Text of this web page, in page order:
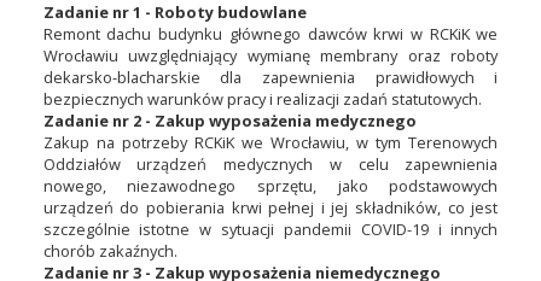
Zadanie nr 1 - Roboty budowlane
Remont dachu budynku głównego dawców krwi w RCKiK we
Wrocławiu uwzględniający wymianę membrany oraz roboty
dekarsko-blacharskie dla zapewnienia prawidłowych i
bezpiecznych warunków pracy i realizacji zadań statutowych.
Zadanie nr 2 - Zakup wyposażenia medycznego
Zakup na potrzeby RCKiK we Wrocławiu, w tym Terenowych
Oddziałów urządzeń medycznych w celu zapewnienia
nowego, niezawodnego sprzętu, jako podstawowych
urządzeń do pobierania krwi pełnej i jej składników, co jest
szczególnie istotne w sytuacji pandemii COVID-19 i innych
chorób zakaźnych.
Zadanie nr 3 - Zakup wyposażenia niemedycznego